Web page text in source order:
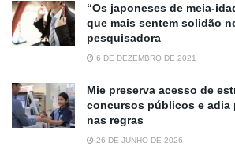
“Os japoneses de meia-
que mais sentem solidão
pesquisadora
6 DE DEZEMBRO DE 2021
Mie preserva acesso de
concursos públicos e adia
nas regras
26 DE JUNHO DE 2026